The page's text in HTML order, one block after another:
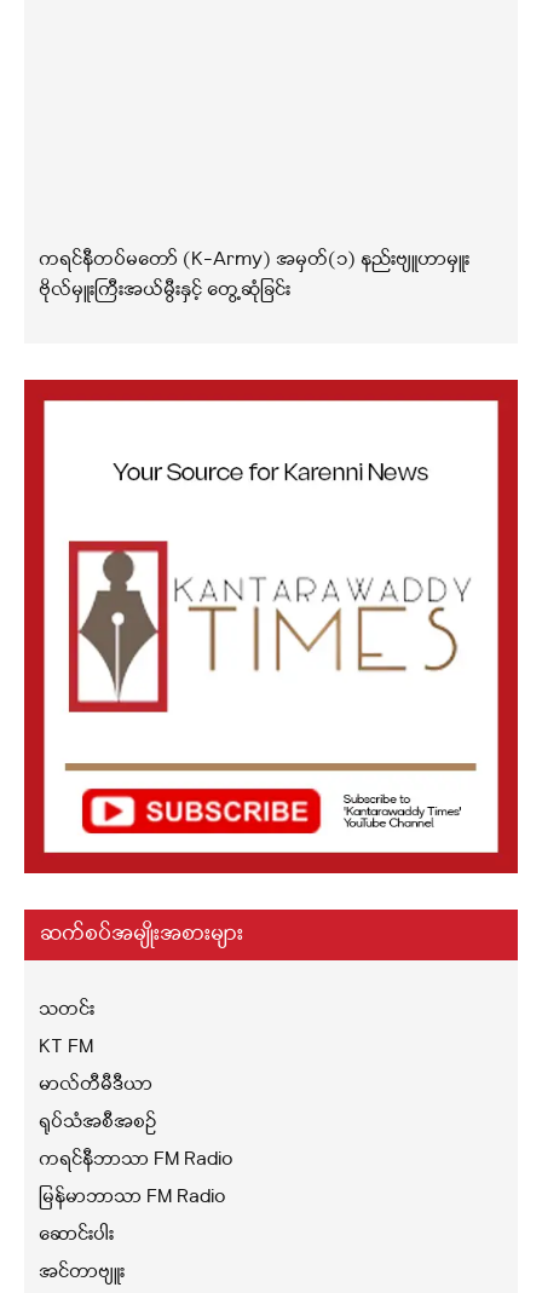
ကရင်နီတပ်မတော် (K-Army) အမှတ်(၁) နည်းဗျူဟာမှူး
ဗိုလ်မှူးကြီးအယ်မွီးနှင့် တွေ့ဆုံခြင်း
ဆက်စပ်အမျိုးအစားများ
သတင်း
KT FM
မာလ်တီမီဒီယာ
ရုပ်သံအစီအစဉ်
ကရင်နီဘာသာ FM Radio
မြန်မာဘာသာ FM Radio
ဆောင်းပါး
အင်တာဗျူး